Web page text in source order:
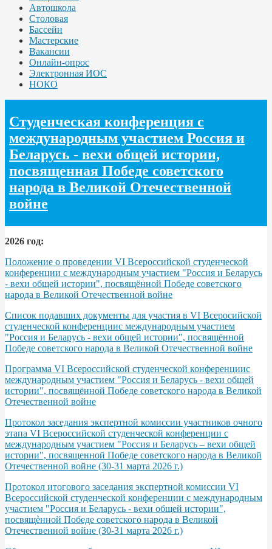
Автошкола
Столовая
Бассейн
Мастерские
Вакансии
Онлайн-опрос
Электронная ИОС
НОКО
Студенческая конференция с
международным участием Россия и
Беларусь - вехи общей истории,
посвященная Победе советского
народа в Великой Отечественной
войне
2026 год:
Положение о проведении VI Всероссийской студенческой
конференции с международным участием "Россия и Беларусь
- вехи общей истории", посвящённой Победе советского
народа в Великой Отечественной войне
Список подавших документы для участия в VI Всеросийской
студенческой конференциис международным участием
"Россия и Беларусь - вехи общей истории", посвящённой
Победе советского народа в Великой Отечественной войне
Программа VІ Всероссийской студенческой конференциис
международным участием "Россия и Беларусь - вехи общей
истории", посвящённой Победе советского народа в Великой
Отечественной войне
Протокол заседания экспертной комиссии участников очного
этапа VI Всероссийской студенческой конференции с
международным участием "Россия и Беларусь – вехи общей
истории", посвященной Победе советского народа в Великой
Отечественной войне (30-31 марта 2026 г.)
Протокол итогового заседания экспертной комиссии VI
Всероссийской студенческой конференции с международным
участием "Россия и Беларусь - вехи общей истории",
посвящѐнной Победе советского народа в Великой
Отечественной войне (30-31 марта 2026 г.)